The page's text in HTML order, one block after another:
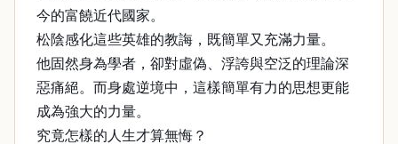
今的富饒近代國家。
松陰感化這些英雄的教誨，既簡單又充滿力量。
他固然身為學者，卻對虛偽、浮誇與空泛的理論深
惡痛絕。而身處逆境中，這樣簡單有力的思想更能
成為強大的力量。
究竟怎樣的人生才算無悔？